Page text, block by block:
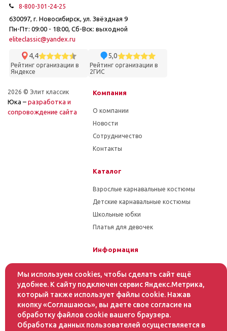
8-800-301-24-25
630097, г. Новосибирск, ул. Звёздная 9
Пн-Пт: 09:00 - 18:00, Сб-Вск: выходной
eliteclassic@yandex.ru
4,4
Рейтинг организации в
Яндексе
5,0
Рейтинг организации в
2ГИС
2026 © Элит классик
Юка – разработка и
cопровождение сайта
Компания
О компании
Новости
Сотрудничество
Контакты
Каталог
Взрослые карнавальные костюмы
Детские карнавальные костюмы
Школьные юбки
Платья для девочек
Информация
Условия оплаты
Условия доставки
Помощь
Мы используем cookies, чтобы сделать сайт ещё
удобнее. К сайту подключен сервис Яндекс.Метрика,
который также использует файлы cookie. Нажав
кнопку «Соглашаюсь», вы даете свое согласие на
обработку файлов cookie вашего браузера.
Обработка данных пользователей осуществляется в